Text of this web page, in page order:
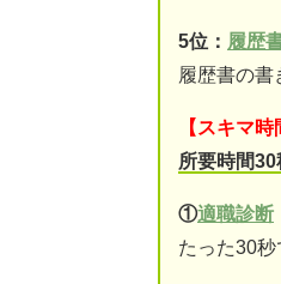
5位： 履歴
履歴書の書
【スキマ時
所要時間
①適職診断
たった30